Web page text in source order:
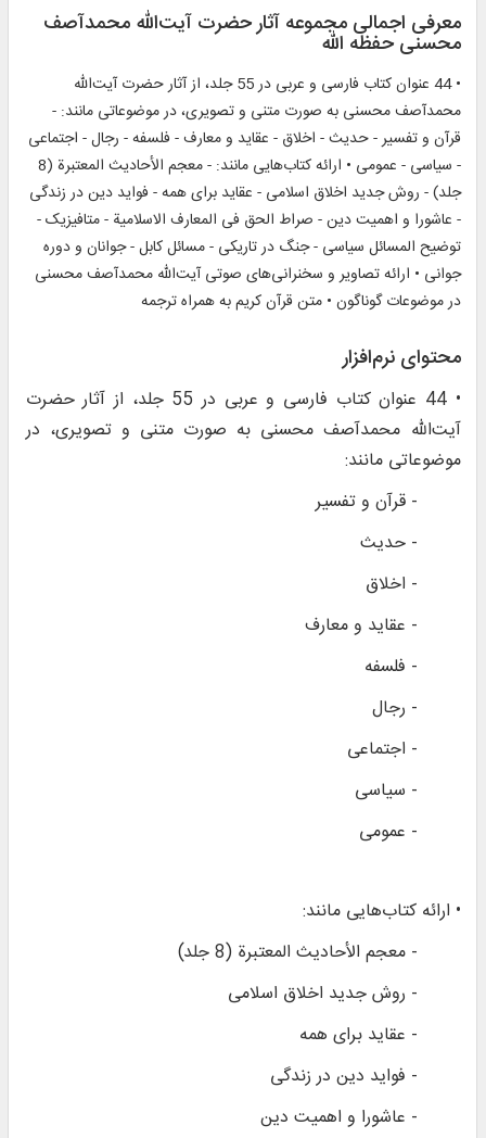
معرفی اجمالی مجموعه آثار حضرت آیت‌الله محمدآصف
محسنی حفظه الله
• 44 عنوان کتاب فارسی و عربی در 55 جلد، از آثار حضرت آیت‌الله
محمدآصف محسنی به صورت متنی و تصویری، در موضوعاتی مانند: -
قرآن و تفسیر - حدیث - اخلاق - عقاید و معارف - فلسفه - رجال - اجتماعی
- سیاسی - عمومی • ارائه کتاب‌هایی مانند: - معجم الأحادیث المعتبرة (8
جلد) - روش جدید اخلاق اسلامی - عقاید برای همه - فواید دین در زندگی
- عاشورا و اهمیت دین - صراط الحق فی المعارف الاسلامیة - متافیزیک -
توضیح المسائل سیاسی - جنگ در تاریکی - مسائل کابل - جوانان و دوره
جوانی • ارائه تصاویر و سخنرانی‌های صوتی آیت‌الله محمدآصف محسنی
در موضوعات گوناگون • متن قرآن کریم به همراه ترجمه
محتوای نرم‌افزار
• 44 عنوان کتاب فارسی و عربی در 55 جلد، از آثار حضرت
آیت‌الله محمدآصف محسنی به صورت متنی و تصویری، در
موضوعاتی مانند:
- قرآن و تفسیر
- حدیث
- اخلاق
- عقاید و معارف
- فلسفه
- رجال
- اجتماعی
- سیاسی
- عمومی
• ارائه کتاب‌هایی مانند:
- معجم الأحادیث المعتبرة (8 جلد)
- روش جدید اخلاق اسلامی
- عقاید برای همه
- فواید دین در زندگی
- عاشورا و اهمیت دین